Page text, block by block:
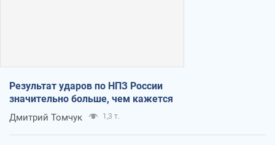
Результат ударов по НПЗ России
значительно больше, чем кажется
Дмитрий Томчук 1,3 т.